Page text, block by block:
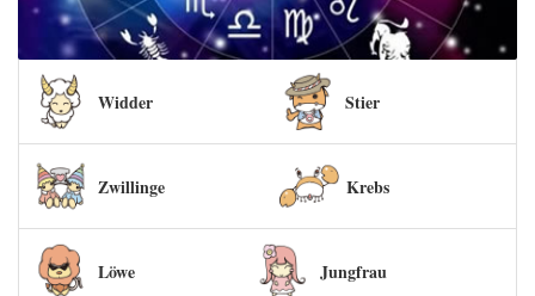
Widder Stier
Zwillinge Krebs
Löwe Jungfrau